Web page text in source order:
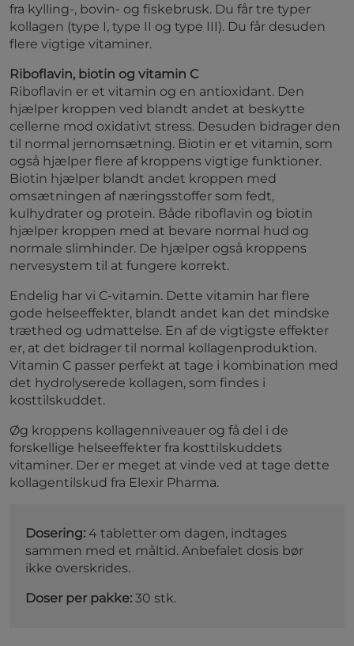
fra kylling-, bovin- og fiskebrusk. Du får tre typer
kollagen (type I, type II og type III). Du får desuden
flere vigtige vitaminer.
Riboflavin, biotin og vitamin C
Riboflavin er et vitamin og en antioxidant. Den
hjælper kroppen ved blandt andet at beskytte
cellerne mod oxidativt stress. Desuden bidrager den
til normal jernomsætning. Biotin er et vitamin, som
også hjælper flere af kroppens vigtige funktioner.
Biotin hjælper blandt andet kroppen med
omsætningen af næringsstoffer som fedt,
kulhydrater og protein. Både riboflavin og biotin
hjælper kroppen med at bevare normal hud og
normale slimhinder. De hjælper også kroppens
nervesystem til at fungere korrekt.
Endelig har vi C-vitamin. Dette vitamin har flere
gode helseeffekter, blandt andet kan det mindske
træthed og udmattelse. En af de vigtigste effekter
er, at det bidrager til normal kollagenproduktion.
Vitamin C passer perfekt at tage i kombination med
det hydrolyserede kollagen, som findes i
kosttilskuddet.
Øg kroppens kollagenniveauer og få del i de
forskellige helseeffekter fra kosttilskuddets
vitaminer. Der er meget at vinde ved at tage dette
kollagentilskud fra Elexir Pharma.
Dosering: 4 tabletter om dagen, indtages
sammen med et måltid. Anbefalet dosis bør
ikke overskrides.
Doser per pakke: 30 stk.